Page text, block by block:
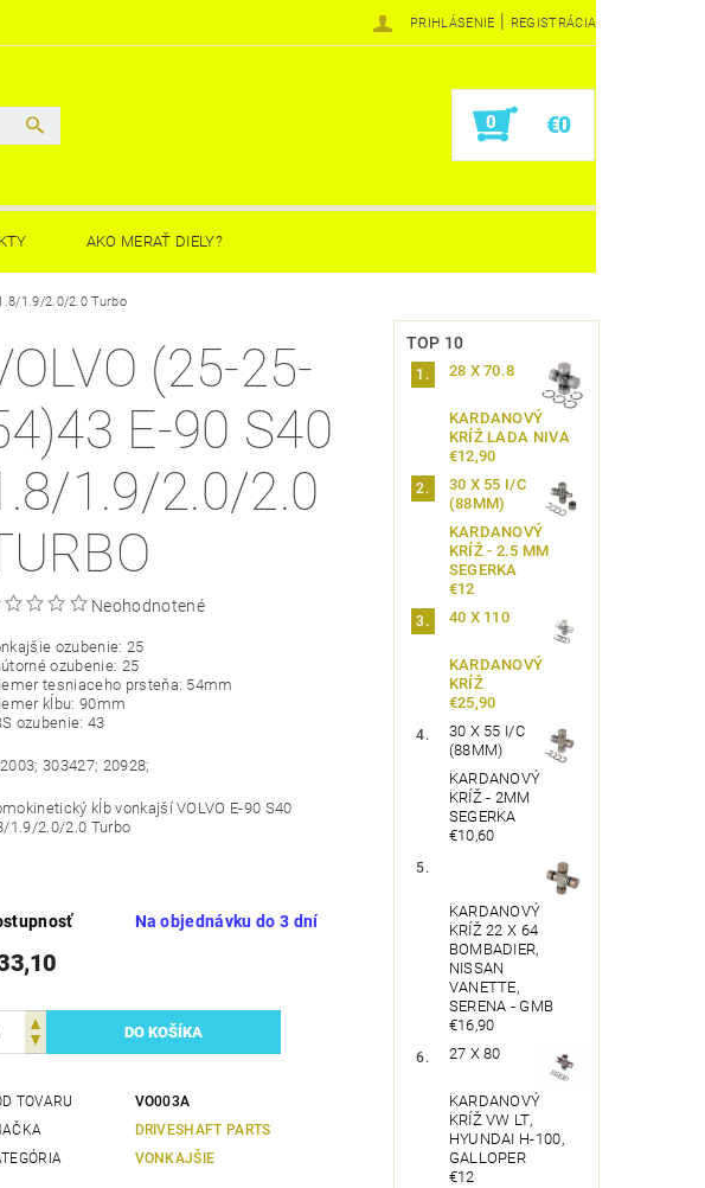
PRIHLÁSENIE | REGISTRÁCIA
0 €0
AKO MERAŤ DIELY?
1.9/2.0/2.0 Turbo
(25-25-
E-90 S40
1.9/2.0/2.0
Neohodnotené
ozubenie: 25
ozubenie: 25
tesniaceho prsteňa: 54mm
kĺbu: 90mm
ozubenie: 43
303427; 20928;
kĺb vonkajší VOLVO E-90 S40
1.9/2.0/2.0 Turbo
Na objednávku do 3 dní
TOVARU
VO003A
DRIVESHAFT PARTS
VONKAJŠIE
TOP 10
28 X 70.8
KARDANOVÝ
KRÍŽ LADA NIVA
€12,90
30 X 55 I/C
(88MM)
KARDANOVÝ
KRÍŽ - 2.5 MM
SEGERKA
€12
40 X 110
KARDANOVÝ
KRÍŽ
€25,90
30 X 55 I/C
(88MM)
KARDANOVÝ
KRÍŽ - 2MM
SEGERKA
€10,60
KARDANOVÝ
KRÍŽ 22 X 64
BOMBADIER,
NISSAN
VANETTE,
SERENA - GMB
€16,90
27 X 80
KARDANOVÝ
KRÍŽ VW LT,
HYUNDAI H-100,
GALLOPER
€12